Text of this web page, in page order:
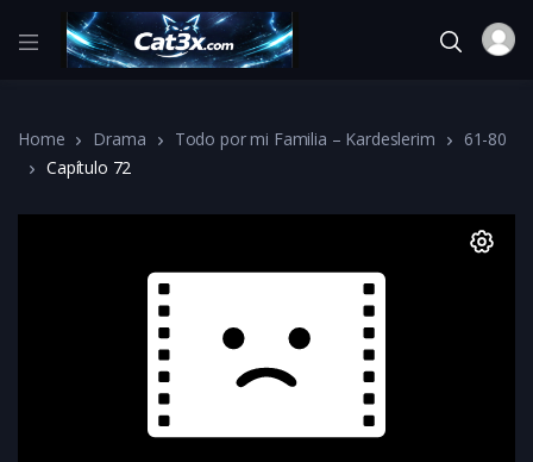
Home Drama Todo por mi Familia – Kardeslerim
61-80
Capítulo 72